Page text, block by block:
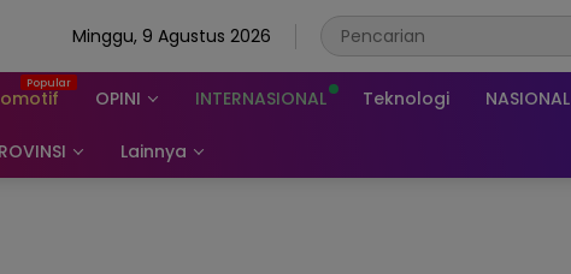
Minggu, 9 Agustus 2026
OPINI INTERNASIONAL Teknologi NASIONAL
Lainnya